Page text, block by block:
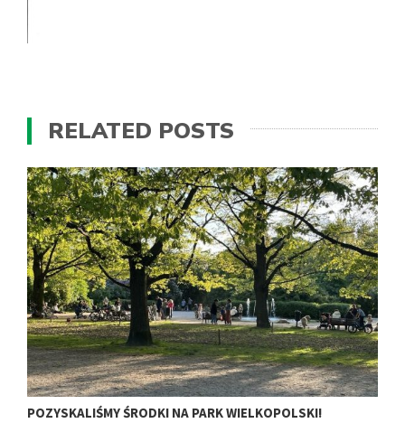
RELATED POSTS
POZYSKALIŚMY ŚRODKI NA PARK WIELKOPOLSKI!